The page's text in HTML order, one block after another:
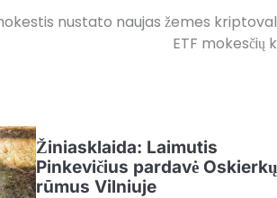
nustato naujas žemes
ETF mokesčių
Žiniasklaida: Laimutis
Pinkevičius pardavė Oskierkų
rūmus Vilniuje